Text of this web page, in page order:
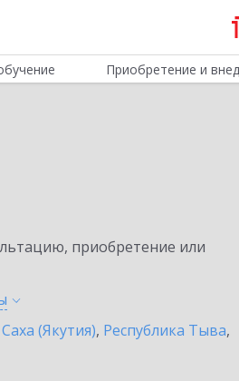
Приобретение и
приобретение или
(Якутия), Республика Тыва,